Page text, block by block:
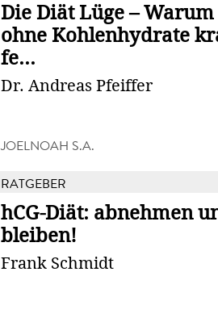
Die Diät Lüge –
ohne Kohlenhydrate
fe...
Dr. Andreas Pfeiffer
JOELNOAH S.A.
RATGEBER
hCG-Diät: abnehmen
bleiben!
Frank Schmidt